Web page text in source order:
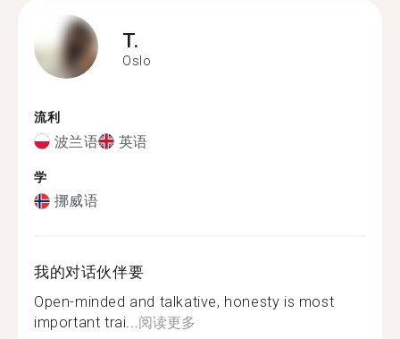
T.
Oslo
流利
波兰语 英语
学
挪威语
我的对话伙伴要
Open-minded and talkative, honesty is most
important trai...阅读更多